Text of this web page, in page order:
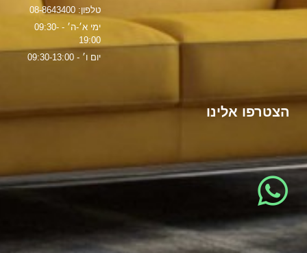
טלפון: 08-8643400
ימי א׳-ה׳ - 09:30-
19:00
יום ו׳ - 09:30-13:00
הצטרפו אלינו